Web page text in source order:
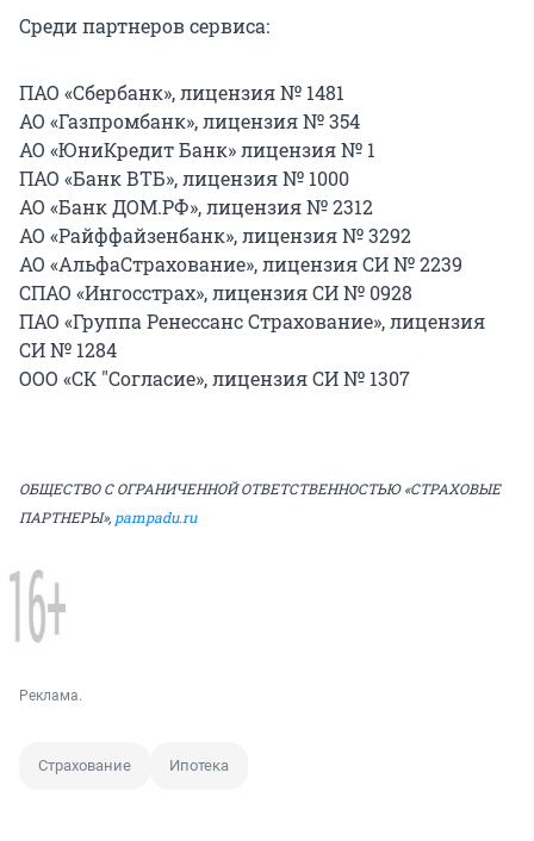
Среди партнеров сервиса:
ПАО «Сбербанк», лицензия № 1481
АО «Газпромбанк», лицензия № 354
АО «ЮниКредит Банк» лицензия № 1
ПАО «Банк ВТБ», лицензия № 1000
АО «Банк ДОМ.РФ», лицензия № 2312
АО «Райффайзенбанк», лицензия № 3292
АО «АльфаСтрахование», лицензия СИ № 2239
СПАО «Ингосстрах», лицензия СИ № 0928
ПАО «Группа Ренессанс Страхование», лицензия
СИ № 1284
ООО «СК "Согласие», лицензия СИ № 1307
ОБЩЕСТВО С ОГРАНИЧЕННОЙ ОТВЕТСТВЕННОСТЬЮ «СТРАХОВЫЕ
ПАРТНЕРЫ», pampadu.ru
Реклама.
Страхование Ипотека